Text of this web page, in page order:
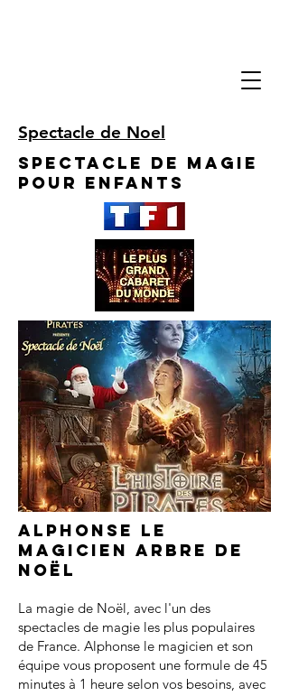
Spectacle de Noel
Spectacle de Magie
pour enfants
Alphonse le
magicien arbre de
noël
La magie de Noël, avec l'un des
spectacles de magie les plus populaires
de France. Alphonse le magicien et son
équipe vous proposent une formule de 45
minutes à 1 heure selon vos besoins, avec